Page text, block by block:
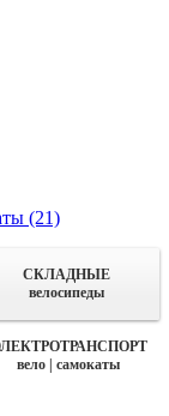
(21)
СКЛАДНЫЕ
велосипеды
вело | самокаты